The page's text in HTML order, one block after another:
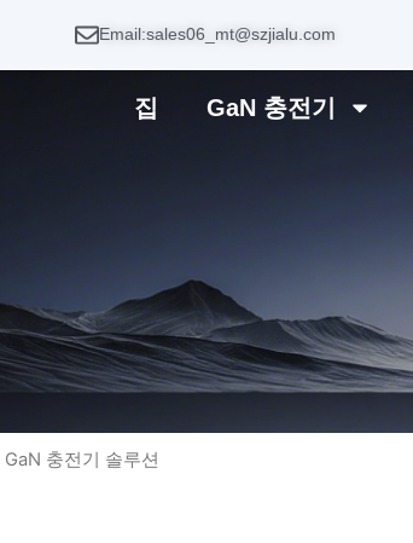
Email:sales06_mt@szjialu.com
집 GaN 충전기
충전기 솔루션